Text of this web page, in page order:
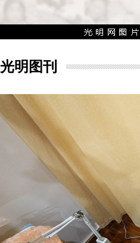
光明图刊